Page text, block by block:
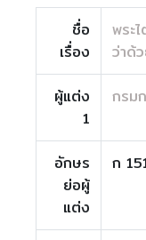
ชื่อ
เรื่อง
พระ
ว่าด้
ผู้แต่ง
1
กรม
อักษร
ย่อผู้
แต่ง
ก